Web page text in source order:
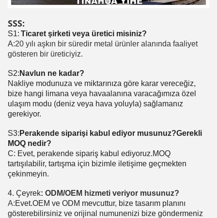
SSS:
S1: Ticaret şirketi veya üretici misiniz?
A:20 yılı aşkın bir süredir metal ürünler alanında faaliyet
gösteren bir üreticiyiz.
S2: Navlun ne kadar?
Nakliye modunuza ve miktarınıza göre karar vereceğiz,
bize hangi limana veya havaalanına varacağımıza özel
ulaşım modu (deniz veya hava yoluyla) sağlamanız
gerekiyor.
S3: Perakende siparişi kabul ediyor musunuz?Gerekli
MOQ nedir?
C: Evet, perakende sipariş kabul ediyoruz.MOQ
tartışılabilir, tartışma için bizimle iletişime geçmekten
çekinmeyin.
4. Çeyrek: ODM/OEM hizmeti veriyor musunuz?
A:Evet.OEM ve ODM mevcuttur, bize tasarım planını
gösterebilirsiniz ve orijinal numunenizi bize göndermeniz